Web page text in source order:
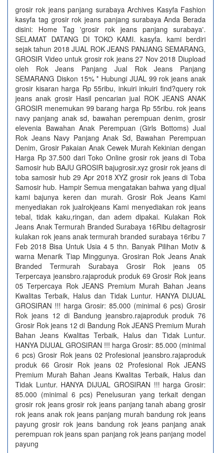
grosir rok jeans panjang surabaya Archives Kasyfa Fashion
kasyfa tag grosir rok jeans panjang surabaya Anda Berada
disini: Home Tag 'grosir rok jeans panjang surabaya'.
SELAMAT DATANG DI TOKO KAMI. kasyfa. kami berdiri
sejak tahun 2018 JUAL ROK JEANS PANJANG SEMARANG,
GROSIR Video untuk grosir rok jeans 27 Nov 2018 Diupload
oleh Rok Jeans Panjang Jual Rok Jeans Panjang
SEMARANG Diskon 15% * Hubungi JUAL 99 rok jeans anak
grosir kisaran harga Rp 55ribu, inkuiri inkuiri find?query rok
jeans anak grosir Hasil pencarian jual ROK JEANS ANAK
GROSIR menemukan 99 barang harga Rp 55ribu. rok jeans
navy panjang anak sd, bawahan perempuan denim, grosir
elevenia Bawahan Anak Perempuan (Girls Bottoms) Jual
Rok Jeans Navy Panjang Anak Sd, Bawahan Perempuan
Denim, Grosir Pakaian Anak Cewek Murah Kekinian dengan
Harga Rp 37.500 dari Toko Online grosir rok jeans di Toba
Samosir hub BAJU GROSIR bajugrosir.xyz grosir rok jeans di
toba samosir hub 29 Apr 2018 XYZ grosir rok jeans di Toba
Samosir hub. Hampir Semua mengatakan bahwa yang dijual
kami bajunya keren dan murah. Grosir Rok Jeans Kami
menyediakan rok jualrokjeans Kami menyediakan rok jeans
tebal, tidak kaku,ringan, dan adem dipakai. Kulakan Rok
Jeans Anak Termurah Branded Surabaya 16Ribu deltagrosir
kulakan rok jeans anak termurah branded surabaya 16ribu 7
Feb 2018 Bisa Untuk Usia 4 5 thn. Banyak Pilihan Motiv &
warna Menarik Tiap Minggunya. Grosiran Rok Jeans Anak
Branded Termurah Surabaya Grosir Rok jeans 05
Terpercaya jeansbro.rajaproduk produk 69 Grosir Rok jeans
05 Terpercaya Rok JEANS Premium Murah Bahan Jeans
Kwalitas Terbaik, Halus dan Tidak Luntur. HANYA DIJUAL
GROSIRAN !!! harga Grosir: 85.000 (minimal 6 pcs) Grosir
Rok jeans 12 di Bandung jeansbro.rajaproduk produk 76
Grosir Rok jeans 12 di Bandung Rok JEANS Premium Murah
Bahan Jeans Kwalitas Terbaik, Halus dan Tidak Luntur.
HANYA DIJUAL GROSIRAN !!! harga Grosir: 85.000 (minimal
6 pcs) Grosir Rok jeans 02 Profesional jeansbro.rajaproduk
produk 66 Grosir Rok jeans 02 Profesional Rok JEANS
Premium Murah Bahan Jeans Kwalitas Terbaik, Halus dan
Tidak Luntur. HANYA DIJUAL GROSIRAN !!! harga Grosir:
85.000 (minimal 6 pcs) Penelusuran yang terkait dengan
grosir rok jeans grosir rok jeans panjang tanah abang grosir
rok jeans anak rok jeans panjang murah bandung rok jeans
payung grosir rok jeans bandung rok jeans panjang anak
perempuan rok jeans span panjang rok jeans panjang model
payung